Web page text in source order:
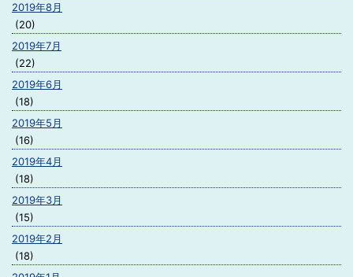
2019年8月
(20)
2019年7月
(22)
2019年6月
(18)
2019年5月
(16)
2019年4月
(18)
2019年3月
(15)
2019年2月
(18)